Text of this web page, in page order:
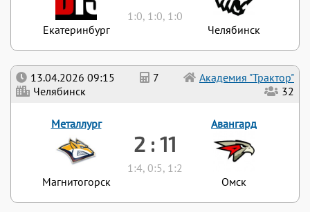
13.04.2026 09:15 7
Академия "Трактор"
Челябинск
32
Металлург
Магнитогорск
2 : 11
1:4, 0:5, 1:2
Авангард
Омск
Екатеринбург
1:0, 1:0, 1:0
Челябинск